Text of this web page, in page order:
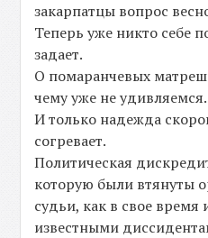
закарпатцы вопрос
Теперь уже никто себе
задает.
О помаранчевых
чему уже не удивляемся.
И только надежда
согревает.
Политическая
которую были втянуты
судьи, как в свое время
известными